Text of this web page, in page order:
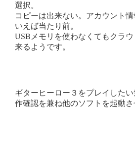
選択。
コピーは出来ない。アカウント
いえば当たり前。
USBメモリを使わなくてもクラ
来るようです。
ギターヒーロー３をプレイした
作確認を兼ね他のソフトを起動さ